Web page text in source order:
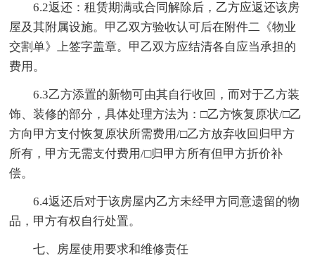
6.2返还：租赁期满或合同解除后，乙方应返还该房
屋及其附属设施。甲乙双方验收认可后在附件二《物业
交割单》上签字盖章。甲乙双方应结清各自应当承担的
费用。
6.3乙方添置的新物可由其自行收回，而对于乙方装
饰、装修的部分，具体处理方法为：□乙方恢复原状/□乙
方向甲方支付恢复原状所需费用/□乙方放弃收回归甲方
所有，甲方无需支付费用/□归甲方所有但甲方折价补
偿。
6.4返还后对于该房屋内乙方未经甲方同意遗留的物
品，甲方有权自行处置。
七、房屋使用要求和维修责任